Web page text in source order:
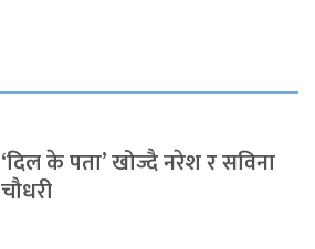
‘दिल के पता’ खोज्दै नरेश र सविना
चौधरी